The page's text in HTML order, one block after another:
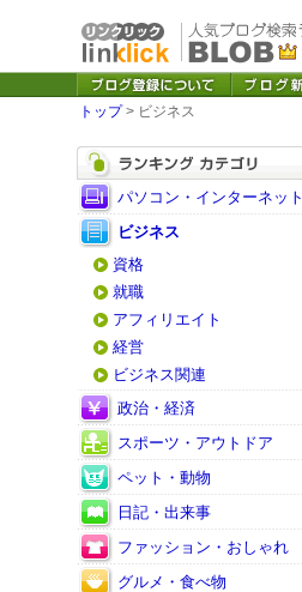
トップ> ビジネス
パソコン・インターネット
ビジネス
資格
就職
アフィリエイト
経営
ビジネス関連
政治・経済
スポーツ・アウトドア
ペット・動物
日記・出来事
ファッション・おしゃれ
グルメ・食べ物